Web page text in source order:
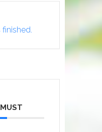
finished.